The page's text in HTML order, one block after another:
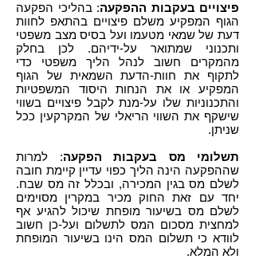
פיצויים בעקבות ההפקעה: בהליכי הפקעה
הגוף המפקיע משלם פיצויים בהתאפ לחוות
דעת של שמאי מטעמו ועל בסיס מצב משפטי
ותכנוני שמתואר על-ידיהם. לכן בחלק
מהמקרים חשוב לנהל הליך משפטי כדי
לתקוף את חוות-הדעת השמאית של הגוף
המפקיע או את הנחות היסוד המשפטיות
והתכנוניות שלו על-מנת לקבל פיצויים בשווי
שישקף את השווי הריאלי של המקרקעין ככל
שניתן.
תשלומי מס בעקבות הפקעה: למרות
שההפקעה הינה הליך כפוי עדיין קיימת חובה
לשלם מס בגין המכירה, ובכלל זה מס שבח.
יחד עם זאת החוק מכיר במקרין מסוימים
לשלם מס בשיעור מופחת שיכול להגיע אף
למחצית מסכום המס לתשלום ועל-כן חשוב
לוודא כי תשלום המס הינו בשיעור המופחת
ולא המלא.